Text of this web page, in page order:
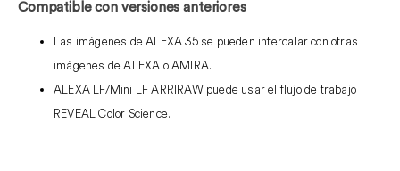
Compatible con versiones anteriores
Las imágenes de ALEXA 35 se pueden intercalar con otras
imágenes de ALEXA o AMIRA.
ALEXA LF/Mini LF ARRIRAW puede usar el flujo de trabajo
REVEAL Color Science.